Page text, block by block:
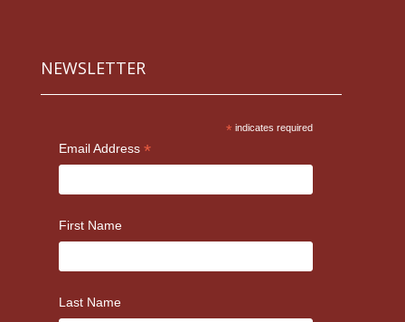
NEWSLETTER
* indicates required
Email Address *
First Name
Last Name